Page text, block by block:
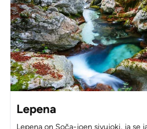
Lepena
Lepena on Soča-joen sivujoki, ja se